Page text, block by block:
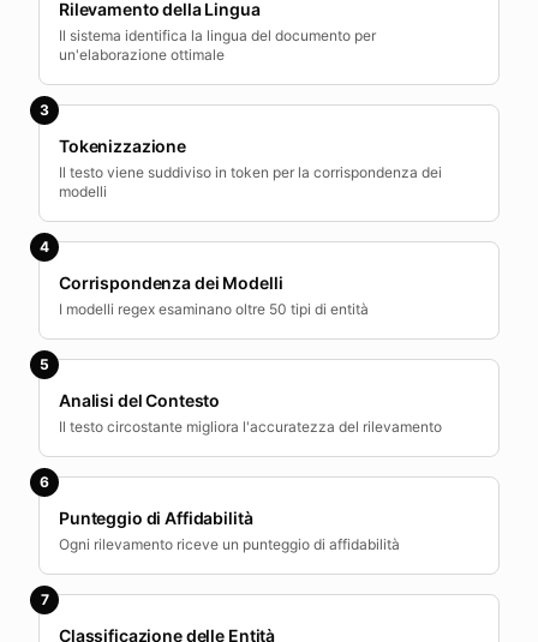
Rilevamento della Lingua
Il sistema identifica la lingua del documento per
un'elaborazione ottimale
3
Tokenizzazione
Il testo viene suddiviso in token per la corrispondenza dei
modelli
4
Corrispondenza dei Modelli
I modelli regex esaminano oltre 50 tipi di entità
5
Analisi del Contesto
Il testo circostante migliora l'accuratezza del rilevamento
6
Punteggio di Affidabilità
Ogni rilevamento riceve un punteggio di affidabilità
7
Classificazione delle Entità